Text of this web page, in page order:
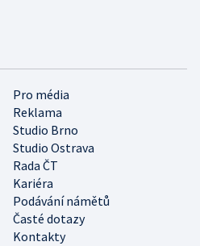
Pro média
Reklama
Studio Brno
Studio Ostrava
Rada ČT
Kariéra
Podávání námětů
Časté dotazy
Kontakty